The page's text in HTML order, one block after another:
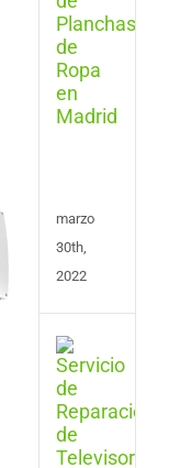
de
marzo
30th,
2022
en